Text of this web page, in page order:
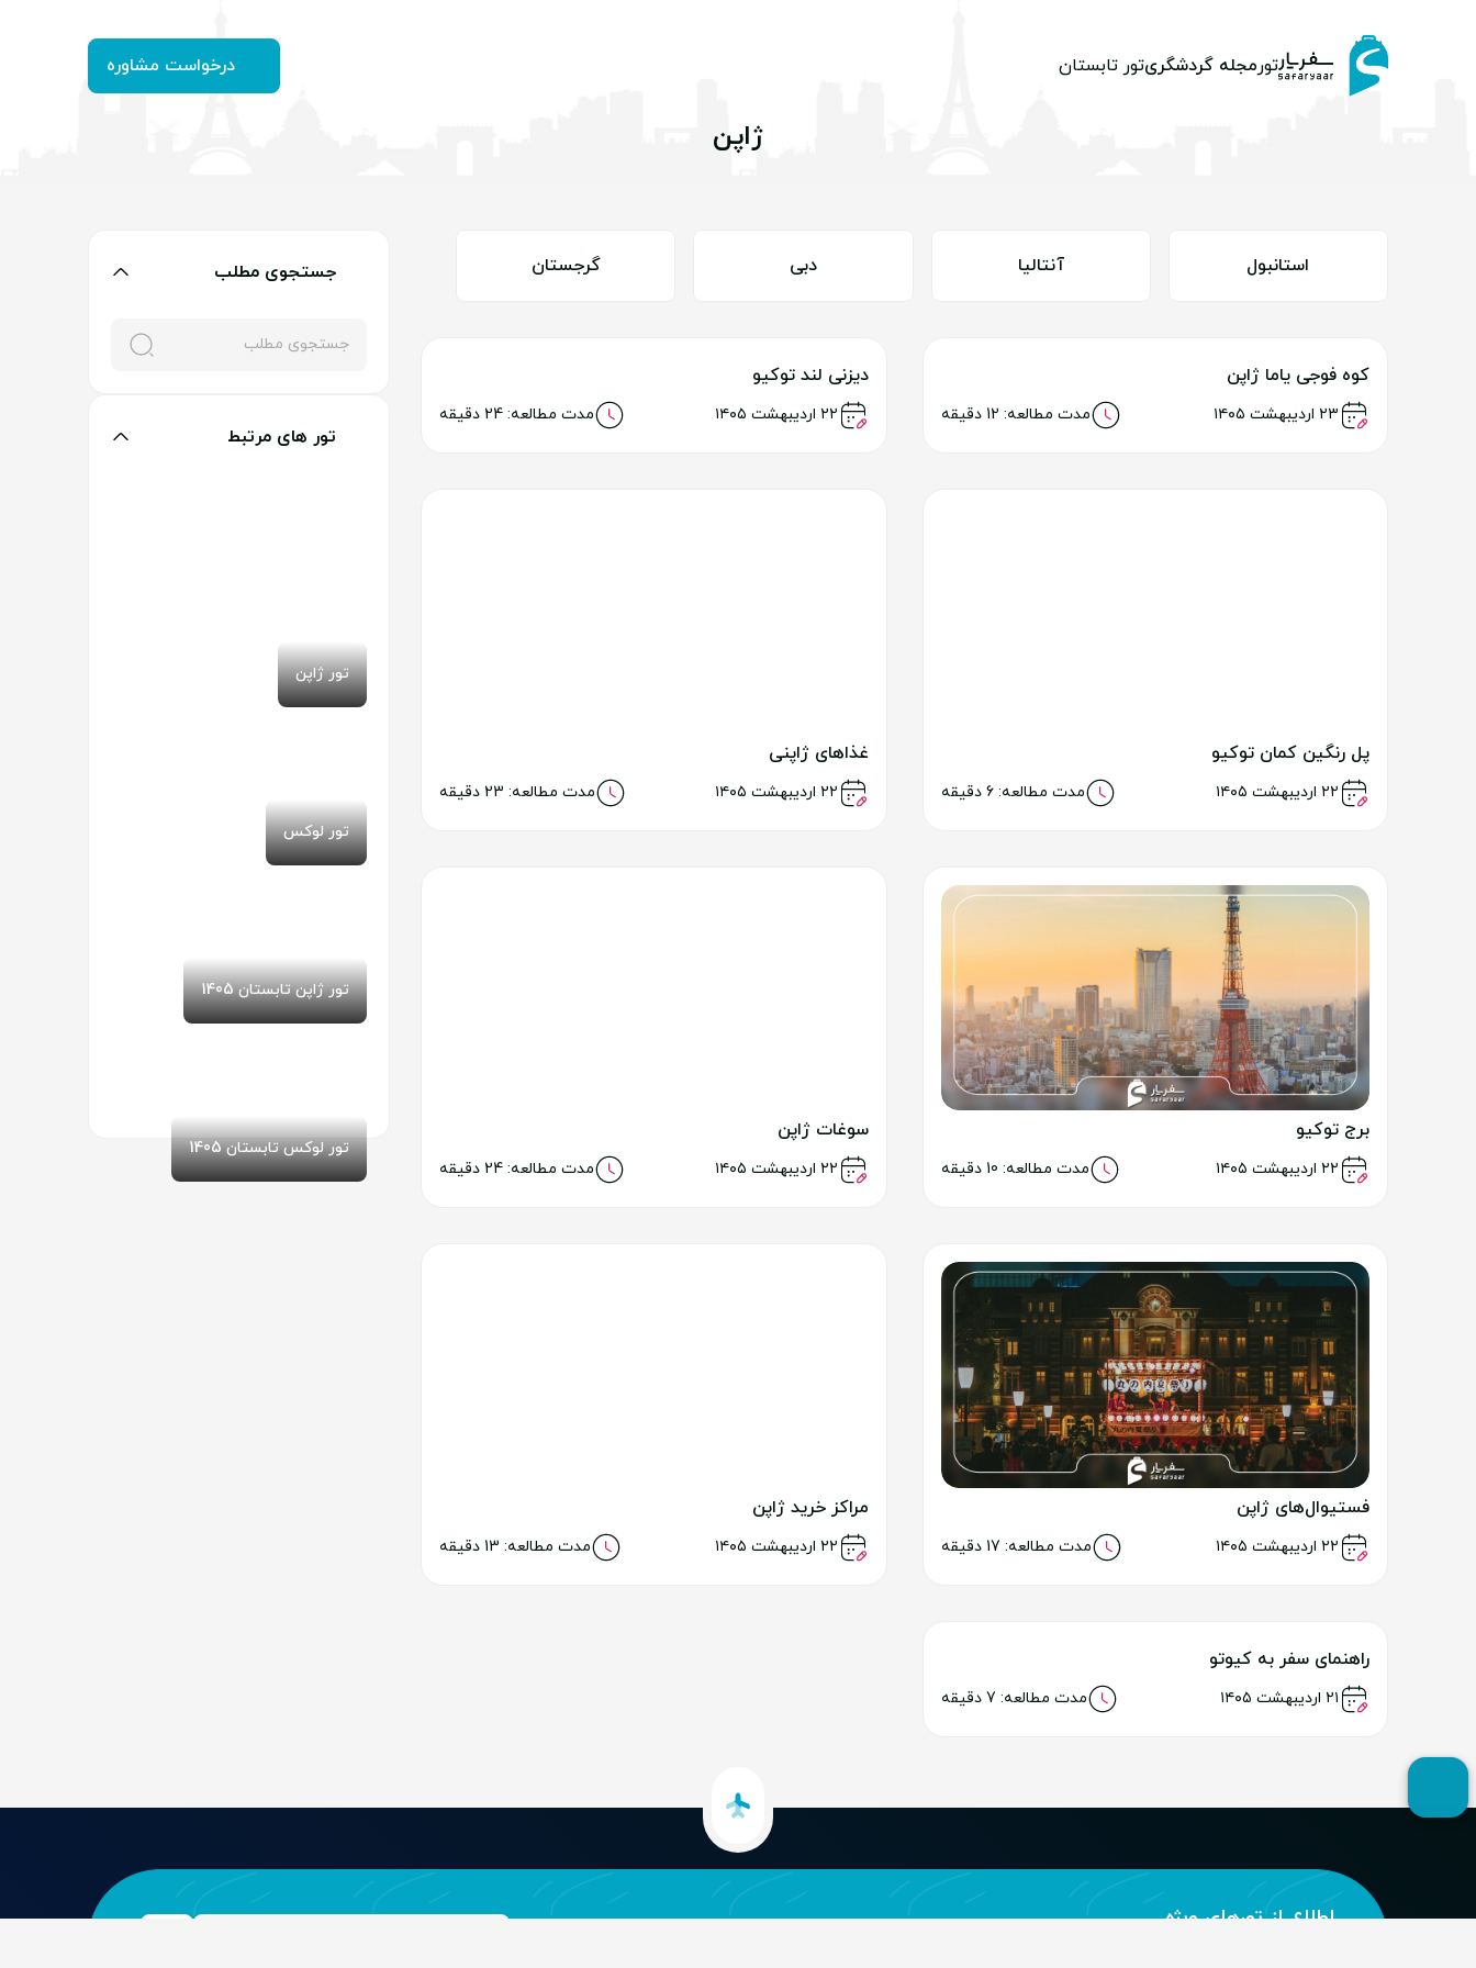
تورمجله گردشگریتور تابستان درخواست مشاوره
ژاپن
استانبول آنتالیا دبی گرجستان قشم
کوه فوجی یاما ژاپن
۲۳ اردیبهشت ۱۴۰۵ مدت مطالعه: 12 دقیقه
دیزنی‌ لند توکیو
۲۲ اردیبهشت ۱۴۰۵ مدت مطالعه: 24 دقیقه
پل رنگین کمان توکیو
۲۲ اردیبهشت ۱۴۰۵ مدت مطالعه: 6 دقیقه
غذاهای ژاپنی
۲۲ اردیبهشت ۱۴۰۵ مدت مطالعه: 23 دقیقه
برج توکیو
۲۲ اردیبهشت ۱۴۰۵ مدت مطالعه: 10 دقیقه
سوغات ژاپن
۲۲ اردیبهشت ۱۴۰۵ مدت مطالعه: 24 دقیقه
فستیوال‌های ژاپن
۲۲ اردیبهشت ۱۴۰۵ مدت مطالعه: 17 دقیقه
مراکز خرید ژاپن
۲۲ اردیبهشت ۱۴۰۵ مدت مطالعه: 13 دقیقه
راهنمای سفر به کیوتو
۲۱ اردیبهشت ۱۴۰۵ مدت مطالعه: 7 دقیقه
جستجوی مطلب
تور های مرتبط
تور ژاپن
تور لوکس
تور ژاپن تابستان 1405
تور لوکس تابستان 1405
اطلاع از تور‌های ویژه